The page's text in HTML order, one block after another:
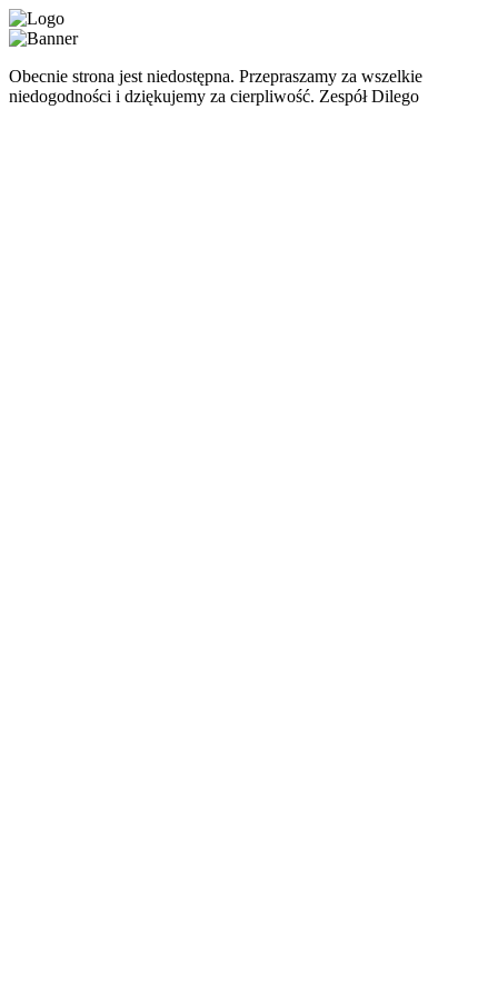
Obecnie strona jest niedostępna. Przepraszamy za wszelkie
niedogodności i dziękujemy za cierpliwość. Zespół Dilego